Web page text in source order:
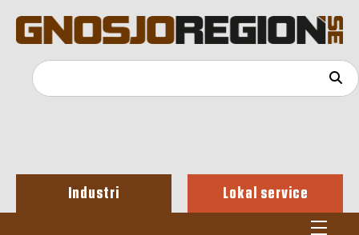
Industri Lokal service